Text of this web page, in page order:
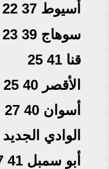
أسيوط 37 22
سوهاج 39 23
قنا 41 25
الأقصر 40 25
أسوان 40 27
الوادي الجديد 39
أبو سمبل 41 27